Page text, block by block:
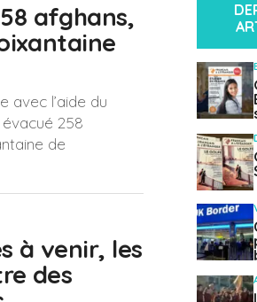
afghans,
avec l’aide du
258
de
à venir, les
des